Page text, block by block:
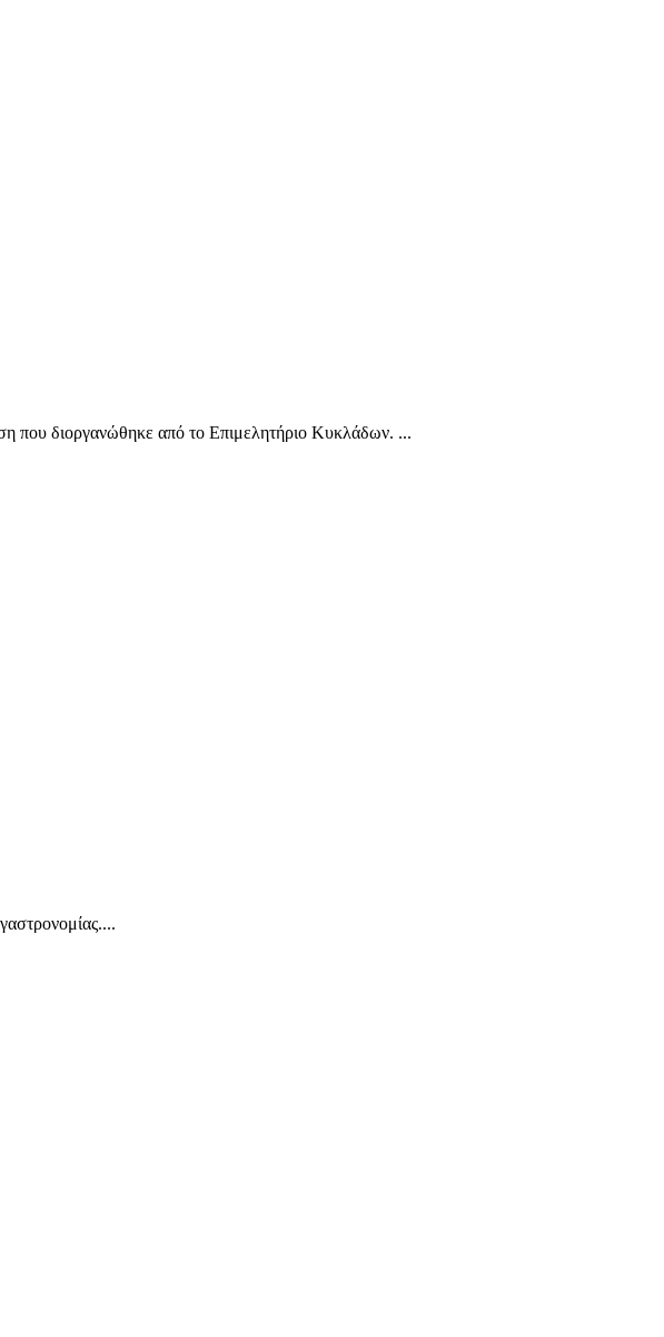
που διοργανώθηκε από το Επιμελητήριο Κυκλάδων. ...